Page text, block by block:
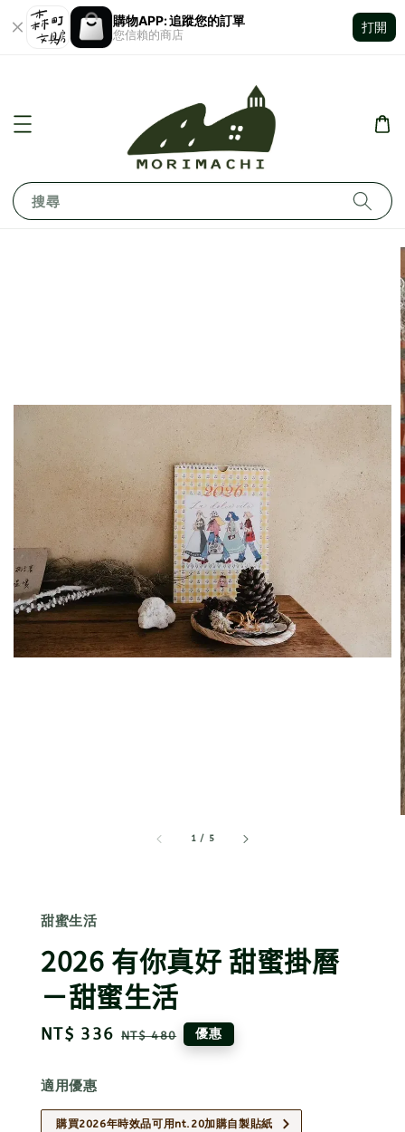
購物APP: 追蹤您的訂單
您信賴的商店
打開
搜尋
1 / 5
甜蜜生活
2026 有你真好 甜蜜掛曆
－甜蜜生活
Sale
NT$ 336 Regular
NT$ 480 優惠
適用優惠
購買2026年時效品可用nt.20加購自製貼紙